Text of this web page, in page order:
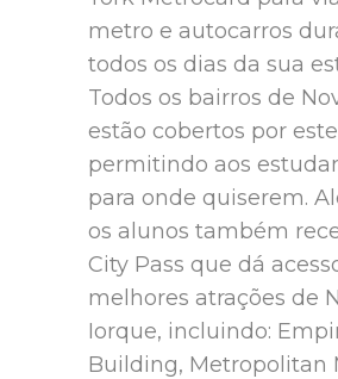
metro e autocarros
todos os dias da sua
Todos os bairros de
estão cobertos por
permitindo aos
para onde quiserem.
os alunos também
City Pass que dá
melhores atrações de
Iorque, incluindo:
Building, Metropolitan